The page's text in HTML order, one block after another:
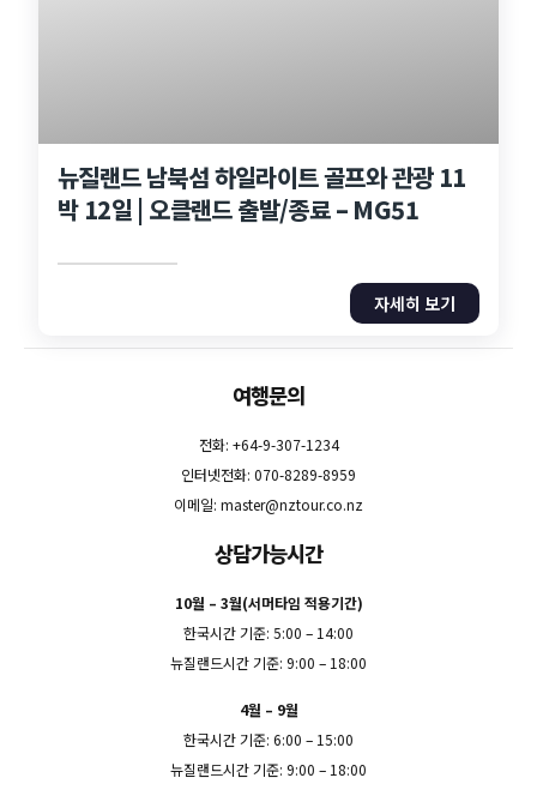
뉴질랜드 남북섬 하일라이트 골프와 관광 11
박 12일 | 오클랜드 출발/종료 – MG51
자세히 보기
여행문의
전화: +64-9-307-1234
인터넷전화: 070-8289-8959
이메일: master@nztour.co.nz
상담가능시간
10월 – 3월(서머타임 적용기간)
한국시간 기준: 5:00 – 14:00
뉴질랜드시간 기준: 9:00 – 18:00
4월 – 9월
한국시간 기준: 6:00 – 15:00
뉴질랜드시간 기준: 9:00 – 18:00